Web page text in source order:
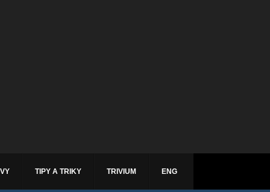
TIPY A TRIKY TRIVIUM ENG